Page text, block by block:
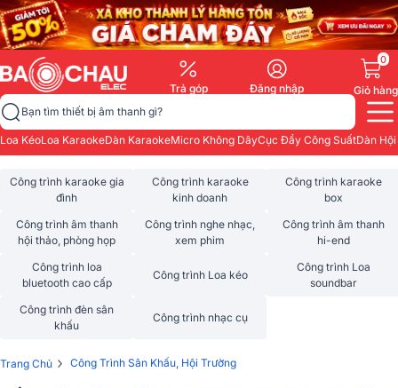
Trả góp Đăng nhập
0
Giỏ hàng
Bạn tìm thiết bị âm thanh gì?
Loa KéoLoa KaraokeDàn KaraokeMicro Không DâyCục Đẩy Công SuấtDàn
Công trình karaoke gia
đình
Công trình karaoke
kinh doanh
Công trình karaoke
box
Công trình âm thanh
hội thảo, phòng họp
Công trình nghe nhạc,
xem phim
Công trình âm thanh
hi-end
Công trình loa
bluetooth cao cấp
Công trình Loa kéo
Công trình Loa
soundbar
Công trình đèn sân
khấu
Công trình nhạc cụ
Trang Chủ › Công Trình Sân Khấu, Hội Trường